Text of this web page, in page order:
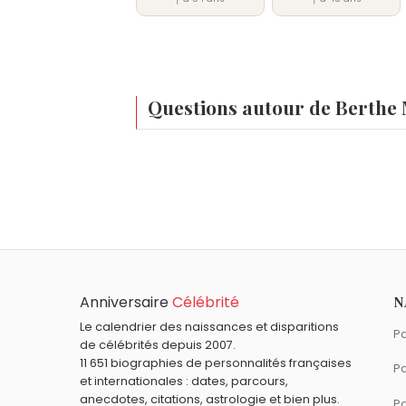
Questions autour de Berthe
Édouard Manet,
AnniversaireCélébrité
Le calendrier des naissances et disparitions
de célébrités depuis 2007.
11 651 biographies de personnalités françaises
et internationales : dates, parcours,
anecdotes, citations, astrologie et bien plus.